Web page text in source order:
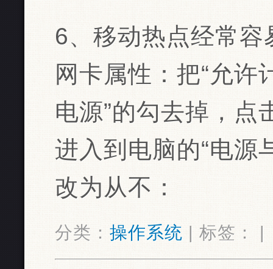
6、移动热点经常容
网卡属性：把“允
电源”的勾去掉，点
进入到电脑的“电源
改为从不：
分类： 操作系统 | 标签： |